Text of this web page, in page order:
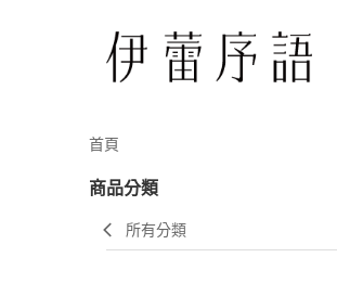
首頁
商品分類
所有分類